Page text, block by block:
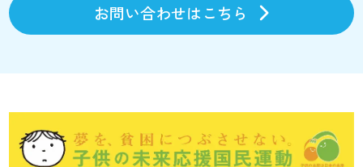
お問い合わせはこちら